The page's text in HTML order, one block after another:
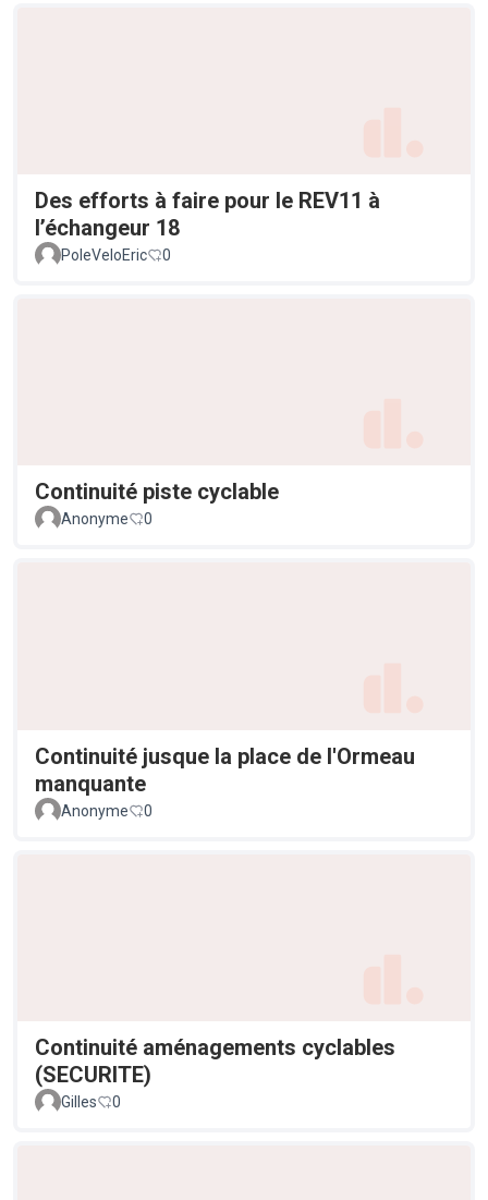
Des efforts à faire pour le REV11 à
l’échangeur 18
PoleVeloEric 0
Continuité piste cyclable
Anonyme 0
Continuité jusque la place de l'Ormeau
manquante
Anonyme 0
Continuité aménagements cyclables
(SECURITE)
Gilles 0